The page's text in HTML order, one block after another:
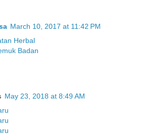
March 10, 2017 at 11:42 PM
Herbal
Badan
May 23, 2018 at 8:49 AM